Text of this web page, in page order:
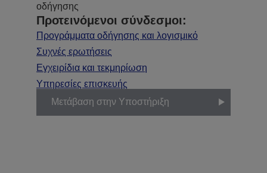
οδήγησης
Προτεινόμενοι σύνδεσμοι:
Προγράμματα οδήγησης και λογισμικό
Συχνές ερωτήσεις
Εγχειρίδια και τεκμηρίωση
Υπηρεσίες επισκευής
Μετάβαση στην Υποστήριξη